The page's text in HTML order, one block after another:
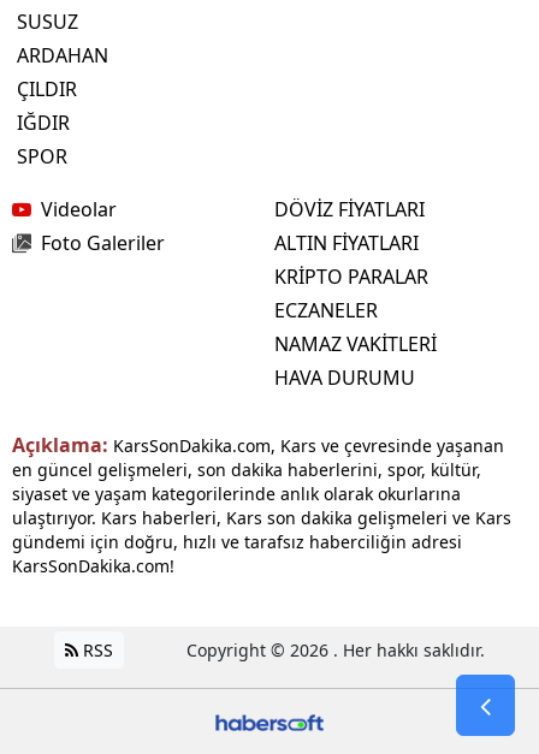
SUSUZ
ARDAHAN
ÇILDIR
IĞDIR
SPOR
Videolar
Foto Galeriler
DÖVİZ FİYATLARI
ALTIN FİYATLARI
KRİPTO PARALAR
ECZANELER
NAMAZ VAKİTLERİ
HAVA DURUMU
Açıklama: KarsSonDakika.com, Kars ve çevresinde yaşanan
en güncel gelişmeleri, son dakika haberlerini, spor, kültür,
siyaset ve yaşam kategorilerinde anlık olarak okurlarına
ulaştırıyor. Kars haberleri, Kars son dakika gelişmeleri ve Kars
gündemi için doğru, hızlı ve tarafsız haberciliğin adresi
KarsSonDakika.com!
RSS Copyright © 2026 . Her hakkı saklıdır.